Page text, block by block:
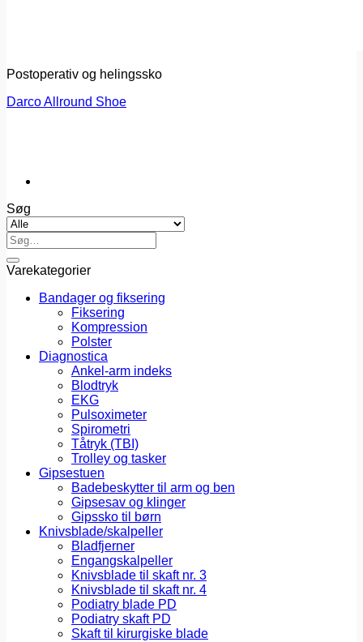
Postoperativ og helingssko
Darco Allround Shoe
Søg
Søg
efter:
Varekategorier
Bandager og fiksering
Fiksering
Kompression
Polster
Diagnostica
Ankel-arm indeks
Blodtryk
EKG
Pulsoximeter
Spirometri
Tåtryk (TBI)
Trolley og tasker
Gipsestuen
Badebeskytter til arm og ben
Gipsesav og klinger
Gipssko til børn
Knivsblade/skalpeller
Bladfjerner
Engangskalpeller
Knivsblade til skaft nr. 3
Knivsblade til skaft nr. 4
Podiatry blade PD
Podiatry skaft PD
Skaft til kirurgiske blade